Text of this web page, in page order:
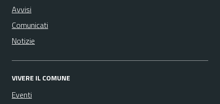
Avvisi
Comunicati
Notizie
VIVERE IL COMUNE
Eventi